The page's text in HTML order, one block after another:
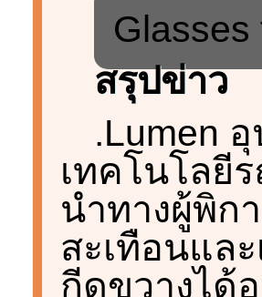
Glasses
สรุปข่าว
.Lumen
เทคโนโลยี
นำทางผู้พิก
สะเทือนแล
กีดขวางได้